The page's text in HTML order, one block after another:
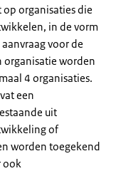
op organisaties die
in de vorm
voor de
organisatie worden
4 organisaties.
een
uit
of
worden toegekend
ook